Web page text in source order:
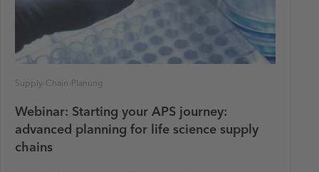
Supply-Chain-Planung
Webinar: Starting your APS journey:
advanced planning for life science supply
chains